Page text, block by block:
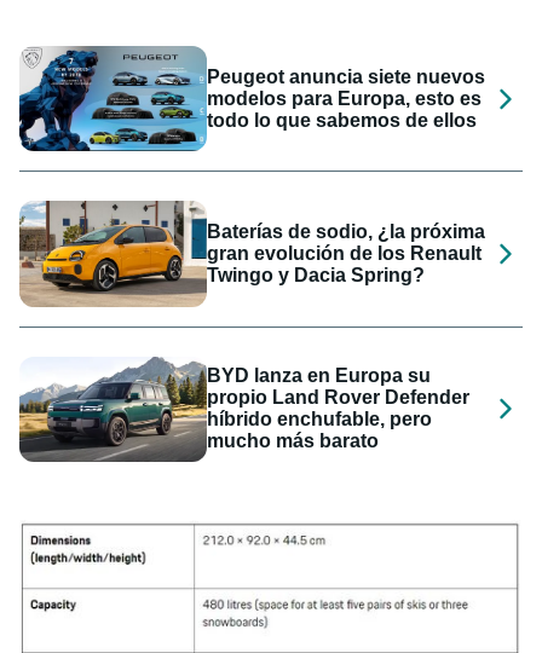
Peugeot anuncia siete nuevos
modelos para Europa, esto es
todo lo que sabemos de ellos
Baterías de sodio, ¿la próxima
gran evolución de los Renault
Twingo y Dacia Spring?
BYD lanza en Europa su
propio Land Rover Defender
híbrido enchufable, pero
mucho más barato